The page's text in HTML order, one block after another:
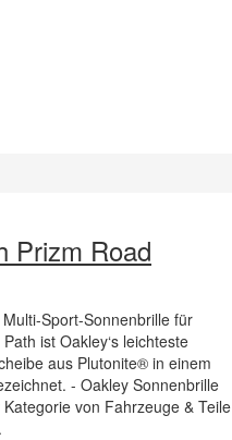
Prizm Road
Sport-Sonnenbrille für
ist Oakley‘s leichteste
aus Plutonite® in einem
- Oakley Sonnenbrille
von Fahrzeuge & Teile